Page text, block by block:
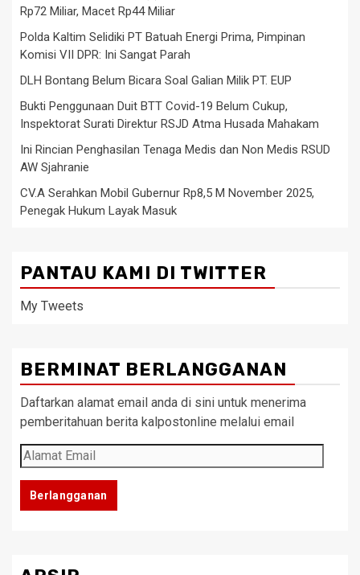
Rp72 Miliar, Macet Rp44 Miliar
Polda Kaltim Selidiki PT Batuah Energi Prima, Pimpinan
Komisi VII DPR: Ini Sangat Parah
DLH Bontang Belum Bicara Soal Galian Milik PT. EUP
Bukti Penggunaan Duit BTT Covid-19 Belum Cukup,
Inspektorat Surati Direktur RSJD Atma Husada Mahakam
Ini Rincian Penghasilan Tenaga Medis dan Non Medis RSUD
AW Sjahranie
CV.A Serahkan Mobil Gubernur Rp8,5 M November 2025,
Penegak Hukum Layak Masuk
PANTAU KAMI DI TWITTER
My Tweets
BERMINAT BERLANGGANAN
Daftarkan alamat email anda di sini untuk menerima
pemberitahuan berita kalpostonline melalui email
Alamat
Email
Berlangganan